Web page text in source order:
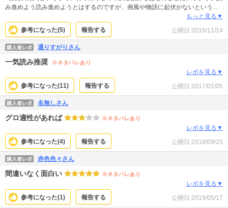
み進めよう読み進めようとはするのですが、画風や物語に起伏がないというか
単調過ぎて、、、、途中で眠くなったり素直に世界観に入り込めなかったりし
てしまい、結局2巻目の中盤までしか読めませんでした。
もっと見る▼
参考になった(5) 報告する 公開日:2016/11/14
購入者レポ 通りすがりさん
一気読み推奨 ※ネタバレあり
レポを見る▼
参考になった(11) 報告する 公開日:2017/01/05
購入者レポ 名無しさん
グロ適性があれば ※ネタバレあり
レポを見る▼
参考になった(4) 報告する 公開日:2018/09/25
購入者レポ 赤色色々さん
間違いなく面白い ※ネタバレあり
レポを見る▼
参考になった(1) 報告する 公開日:2019/05/17